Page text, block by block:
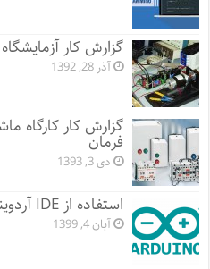
گزارش کار
آذر 28, 1392
گزارش کار کارگاه
فرمان
دی 3, 1393
استفاده از IDE آردوینو
آبان 4, 1399